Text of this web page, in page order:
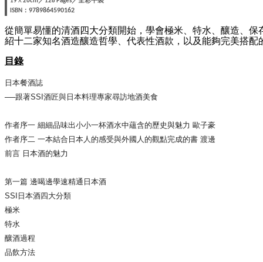
ISBN ：9789864590162
從簡單易懂的清酒四大分類開始，學會極米、特水、釀造、
紹十二家知名酒造釀造哲學、代表性酒款，以及能夠完美搭配
目錄
日本餐酒誌
──跟著SSI酒匠與日本料理專家尋訪地酒美食
作者序一 細細品味出小小一杯酒水中蘊含的歷史與魅力 歐子豪
作者序二 一本結合日本人的感受與外國人的觀點完成的書 渡邊
前言 日本酒的魅力
第一篇 邊喝邊學速精通日本酒
SSI日本酒四大分類
極米
特水
釀酒過程
品飲方法